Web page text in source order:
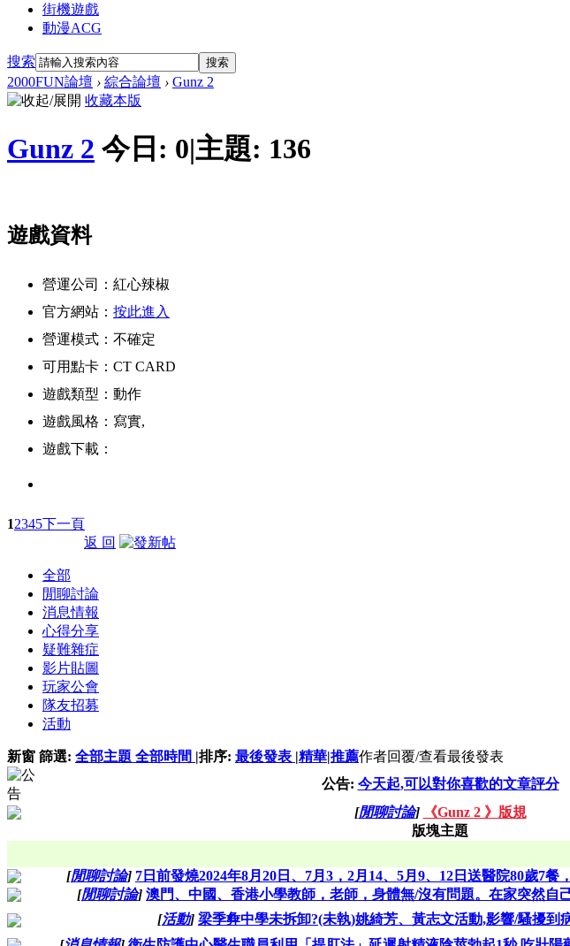
街機遊戲
動漫ACG
搜索 搜索
2000FUN論壇 › 綜合論壇 › Gunz 2
收藏本版
Gunz 2 今日: 0|主題: 136
遊戲資料
營運公司：紅心辣椒
官方網站： 按此進入
營運模式：不確定
可用點卡：CT CARD
遊戲類型：動作
遊戲風格：寫實,
遊戲下載：
12345下一頁
返 回
全部
閒聊討論
消息情報
心得分享
疑難雜症
影片貼圖
玩家公會
隊友招募
活動
新窗 篩選: 全部主題 全部時間 |排序: 最後發表 |精華|推薦作者回覆/查看最後發表
公告: 今天起,可以對你喜歡的文章評分
[閒聊討論] 《Gunz 2 》版規
版塊主題
[閒聊討論] 7日前發燒2024年8月20日、7月3，2月14、5月9、12日送醫院80歲7餐
[閒聊討論] 澳門、中國、香港小學教師，老師，身體無/沒有問題。在家突然自
[活動] 梁季彜中學未拆卸?(未執)姚綺芳、黃志文活動,影響/騷擾到